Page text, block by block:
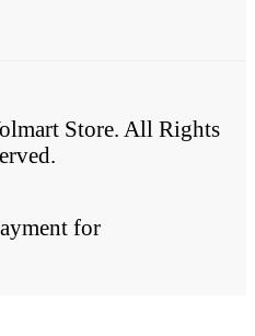
Store. All Rights
for